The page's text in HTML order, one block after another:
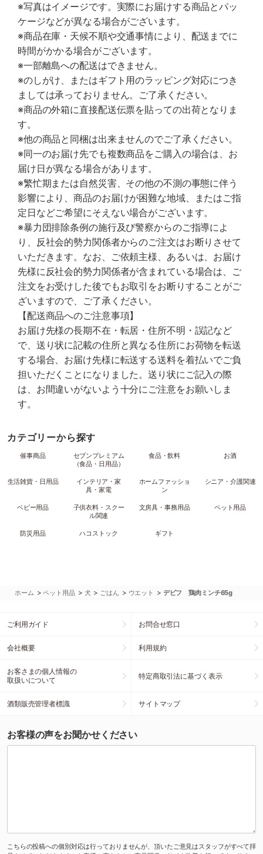
※写真はイメージです。実際にお届けする商品とパッ
ケージなどが異なる場合がございます。
※商品在庫・天候不順や交通事情により、配送までに
時間がかかる場合がございます。
※一部離島への配送はできません。
※のしがけ、またはギフト用のラッピング対応につき
ましては承っておりません。ご了承ください。
※商品の外箱に直接配送伝票を貼っての出荷となりま
す。
※他の商品と同梱は出来ませんのでご了承ください。
※同一のお届け先でも複数商品をご購入の場合は、お
届け日が異なる場合があります。
※繁忙期または自然災害、その他の不測の事態に伴う
影響により、商品のお届けが困難な地域、またはご指
定日などご希望にそえない場合がございます。
※暴力団排除条例の施行及び警察からのご指導によ
り、反社会的勢力関係者からのご注文はお断りさせて
いただきます。なお、ご依頼主様、あるいは、お届け
先様に反社会的勢力関係者が含まれている場合は、ご
注文をお受けした後でもお取引をお断りすることがご
ざいますので、ご了承ください。
【配送商品へのご注意事項】
お届け先様の長期不在・転居・住所不明・誤記など
で、送り状に記載の住所と異なる住所にお荷物を転送
する場合、お届け先様に転送する送料を着払いでご負
担いただくことになりました。送り状にご記入の際
は、お間違いがないよう十分にご注意をお願いしま
す。
カテゴリーから探す
催事商品
セブンプレミアム
（食品・日用品）
食品・飲料 お酒
生活雑貨・日用品
インテリア・家
具・家電
ホームファッショ
ン
シニア・介護関連
ベビー用品
子供衣料・スクー
ル関連
文房具・事務用品 ペット用品
防災用品 ハコストック ギフト
ホーム >ペット用品 > 犬 > ごはん > ウエット > デビフ 鶏肉ミンチ65g
ご利用ガイド お問合せ窓口
会社概要 利用規約
お客さまの個人情報の
取扱いについて
特定商取引法に基づく表示
酒類販売管理者標識 サイトマップ
お客様の声をお聞かせください
こちらの投稿への個別対応は行っておりませんが、頂いたご意見はスタッフがすべて拝